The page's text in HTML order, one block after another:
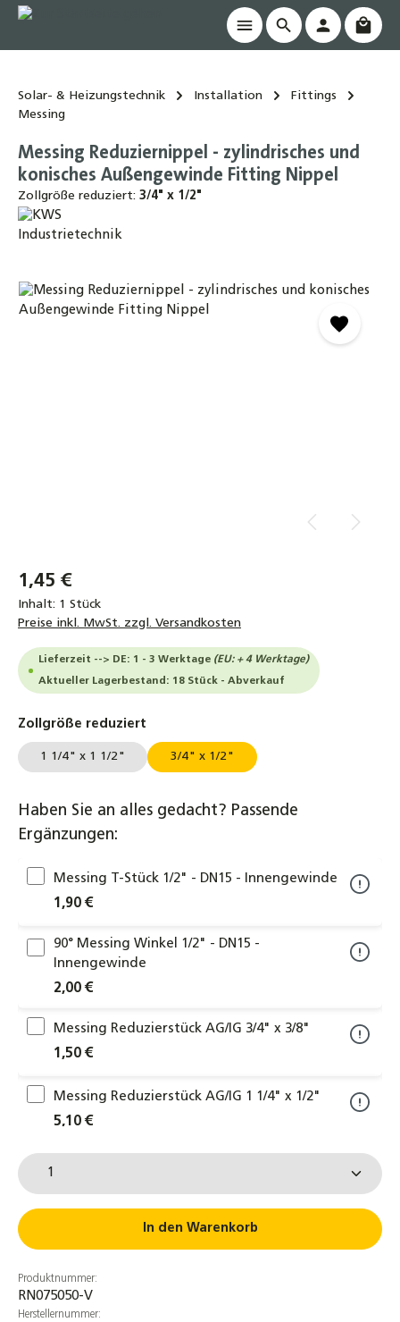
springen
Solar- & Heizungstechnik Installation
Fittings
Messing
Messing Reduziernippel - zylindrisches und
konisches Außengewinde Fitting Nippel
Zollgröße reduziert: 3/4" x 1/2"
Bildergalerie überspringen
1,45 €
Inhalt: 1 Stück
Preise inkl. MwSt. zzgl. Versandkosten
Lieferzeit --> DE: 1 - 3 Werktage (EU: + 4 Werktage)
Aktueller Lagerbestand: 18 Stück - Abverkauf
Zollgröße reduziert
1 1/4" x 1 1/2" 3/4" x 1/2"
Haben Sie an alles gedacht? Passende
Ergänzungen:
Messing T-Stück 1/2" - DN15 - Innengewinde
1,90 €
90° Messing Winkel 1/2" - DN15 -
Innengewinde
2,00 €
Messing Reduzierstück AG/IG 3/4" x 3/8"
1,50 €
Messing Reduzierstück AG/IG 1 1/4" x 1/2"
5,10 €
Messing Reduzierstück AG/IG flachdichtend
– für Heizung, Solar & Trinkwasser, CW617N,
2,60 €
Produkt Anzahl: Gib den gewünschten Wert ein
In den Warenkorb
Produktnummer:
RN075050-V
Herstellernummer: